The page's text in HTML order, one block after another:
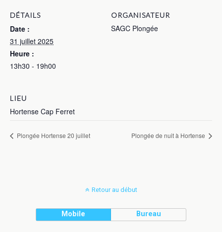
DÉTAILS
Date :
31 juillet 2025
Heure :
13h30 - 19h00
ORGANISATEUR
SAGC Plongée
LIEU
Hortense Cap Ferret
Plongée Hortense 20 juillet Plongée de nuit à Hortense
Retour au début
Mobile Bureau